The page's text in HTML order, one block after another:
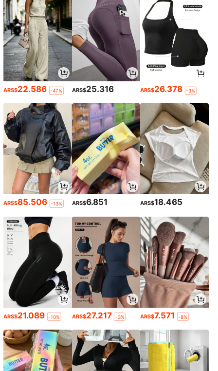
ARS$22.586 -47% ARS$25.316 ARS$26.378 -3%
ARS$85.506 -13% ARS$6.851 ARS$18.465
ARS$21.089 -10% ARS$27.217 -3% ARS$7.571 -8%